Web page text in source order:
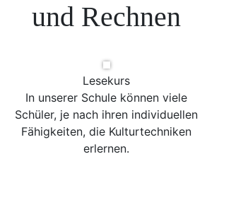
und Rechnen
Lesekurs
In unserer Schule können viele
Schüler, je nach ihren individuellen
Fähigkeiten, die Kulturtechniken
erlernen.